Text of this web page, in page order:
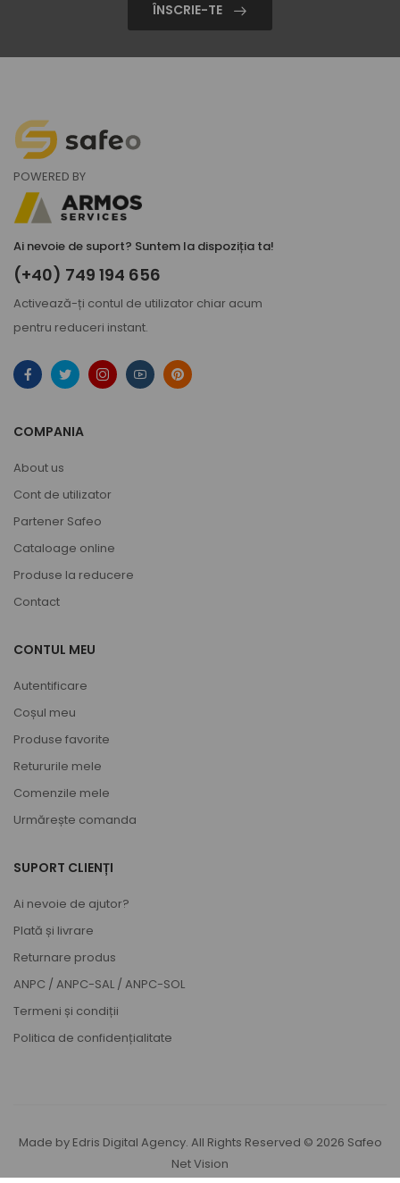
ÎNSCRIE-TE
POWERED BY
Ai nevoie de suport? Suntem la dispoziția ta!
(+40) 749 194 656
Activează-ți contul de utilizator chiar acum
pentru reduceri instant.
COMPANIA
About us
Cont de utilizator
Partener Safeo
Cataloage online
Produse la reducere
Contact
CONTUL MEU
Autentificare
Coșul meu
Produse favorite
Retururile mele
Comenzile mele
Urmărește comanda
SUPORT CLIENȚI
Ai nevoie de ajutor?
Plată și livrare
Returnare produs
ANPC / ANPC-SAL / ANPC-SOL
Termeni și condiții
Politica de confidențialitate
Made by Edris Digital Agency. All Rights Reserved © 2026 Safeo
Net Vision